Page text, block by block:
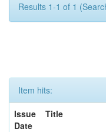
Results 1-1 of 1
Item hits:
Issue
Date
Title